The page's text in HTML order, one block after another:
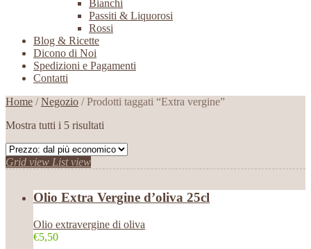
Bianchi
Passiti & Liquorosi
Rossi
Blog & Ricette
Dicono di Noi
Spedizioni e Pagamenti
Contatti
Home /Negozio / Prodotti taggati “Extra vergine”
Mostra tutti i 5 risultati
Grid view List view
Olio Extra Vergine d’oliva 25cl
Olio extravergine di oliva
€5,50